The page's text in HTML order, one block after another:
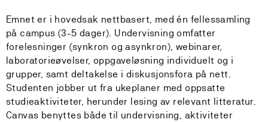
Emnet er i hovedsak nettbasert, med én fellessamling
på campus (3-5 dager). Undervisning omfatter
forelesninger (synkron og asynkron), webinarer,
laboratorieøvelser, oppgaveløsning individuelt og i
grupper, samt deltakelse i diskusjonsfora på nett.
Studenten jobber ut fra ukeplaner med oppsatte
studieaktiviteter, herunder lesing av relevant litteratur.
Canvas benyttes både til undervisning, aktiviteter